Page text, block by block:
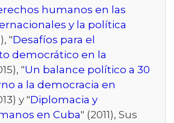
humanos en las
y la política
"Desafíos para el
democrático en la
"Un balance político a 30
a la democracia en
y "Diplomacia y
en Cuba" (2011), Sus